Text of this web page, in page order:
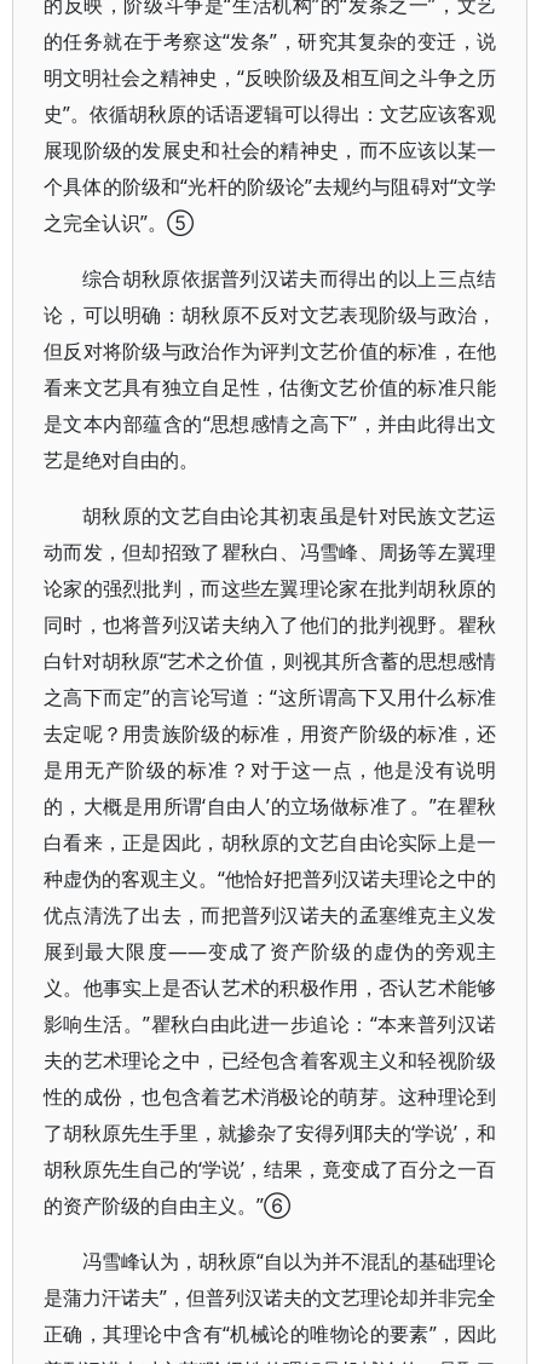
的任务就在于考察这“发条”，研究其复杂的变迁，说
明文明社会之精神史，“反映阶级及相互间之斗争之历
史”。依循胡秋原的话语逻辑可以得出：文艺应该客观
展现阶级的发展史和社会的精神史，而不应该以某一
个具体的阶级和“光杆的阶级论”去规约与阻碍对“文学
之完全认识”。⑤
综合胡秋原依据普列汉诺夫而得出的以上三点结
论，可以明确：胡秋原不反对文艺表现阶级与政治，
但反对将阶级与政治作为评判文艺价值的标准，在他
看来文艺具有独立自足性，估衡文艺价值的标准只能
是文本内部蕴含的“思想感情之高下”，并由此得出文
艺是绝对自由的。
胡秋原的文艺自由论其初衷虽是针对民族文艺运
动而发，但却招致了瞿秋白、冯雪峰、周扬等左翼理
论家的强烈批判，而这些左翼理论家在批判胡秋原的
同时，也将普列汉诺夫纳入了他们的批判视野。瞿秋
白针对胡秋原“艺术之价值，则视其所含蓄的思想感情
之高下而定”的言论写道：“这所谓高下又用什么标准
去定呢？用贵族阶级的标准，用资产阶级的标准，还
是用无产阶级的标准？对于这一点，他是没有说明
的，大概是用所谓‘自由人’的立场做标准了。”在瞿秋
白看来，正是因此，胡秋原的文艺自由论实际上是一
种虚伪的客观主义。“他恰好把普列汉诺夫理论之中的
优点清洗了出去，而把普列汉诺夫的孟塞维克主义发
展到最大限度——变成了资产阶级的虚伪的旁观主
义。他事实上是否认艺术的积极作用，否认艺术能够
影响生活。”瞿秋白由此进一步追论：“本来普列汉诺
夫的艺术理论之中，已经包含着客观主义和轻视阶级
性的成份，也包含着艺术消极论的萌芽。这种理论到
了胡秋原先生手里，就掺杂了安得列耶夫的‘学说’，和
胡秋原先生自己的‘学说’，结果，竟变成了百分之一百
的资产阶级的自由主义。”⑥
冯雪峰认为，胡秋原“自以为并不混乱的基础理论
是蒲力汗诺夫”，但普列汉诺夫的文艺理论却并非完全
正确，其理论中含有“机械论的唯物论的要素”，因此